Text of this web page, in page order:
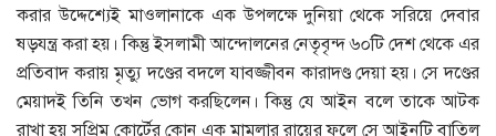
করার উদ্দেশ্যেই মাওলানাকে এক উপলক্ষে দুনিয়া থেকে সরিয়ে দেবার
ষড়যন্ত্র করা হয়। কিন্তু ইসলামী আন্দোলনের নেতৃবৃন্দ ৬০টি দেশ থেকে এর
প্রতিবাদ করায় মৃত্যু দণ্ডের বদলে যাবজ্জীবন কারাদণ্ড দেয়া হয়। সে দণ্ডের
মেয়াদই তিনি তখন ভোগ করছিলেন। কিন্তু যে আইন বলে তাকে আটক
রাখা হয় সুপ্রিম কোর্টের কোন এক মামলার রায়ের ফলে সে আইনটি বাতিল